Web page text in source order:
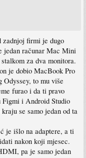
zadnjoj firmi je dugo
jedan računar Mac Mini
za dva monitora.
je dobio MacBook Pro
Odyssey, to mu više
furao i da ti pravo
Figmi i Android Studio
se samo jedan od ta
je išlo na adaptere, a ti
nakon koji mjesec.
pa je samo jedan